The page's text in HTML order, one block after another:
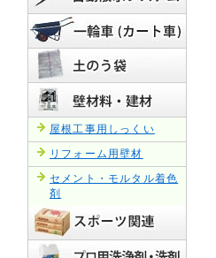
屋根工事用しっくい
リフォーム用壁材
セメント・モルタル着色
剤